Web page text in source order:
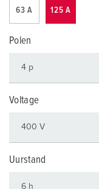
63 A 125 A
Polen
Voltage
Uurstand